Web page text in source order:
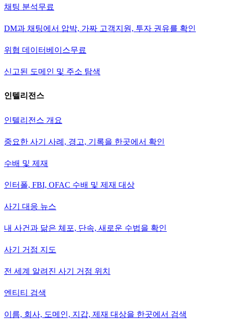
채팅 분석무료
DM과 채팅에서 압박, 가짜 고객지원, 투자 권유를 확인
위협 데이터베이스무료
신고된 도메인 및 주소 탐색
인텔리전스
인텔리전스 개요
중요한 사기 사례, 경고, 기록을 한곳에서 확인
수배 및 제재
인터폴, FBI, OFAC 수배 및 제재 대상
사기 대응 뉴스
내 사건과 닮은 체포, 단속, 새로운 수법을 확인
사기 거점 지도
전 세계 알려진 사기 거점 위치
엔티티 검색
이름, 회사, 도메인, 지갑, 제재 대상을 한곳에서 검색